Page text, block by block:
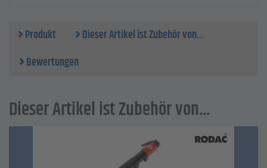
Produkt
Dieser Artikel ist Zubehör von...
Bewertungen
Dieser Artikel ist Zubehör von...